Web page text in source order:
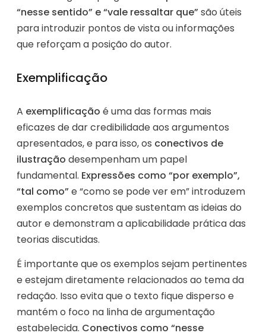
“nesse sentido” e “vale ressaltar que”são úteis
para introduzir pontos de vista ou informações
que reforçam a posição do autor.
Exemplificação
A exemplificação é uma das formas mais
eficazes de dar credibilidade aos argumentos
apresentados, e para isso, os conectivos de
ilustração desempenham um papel
fundamental. Expressões como “por exemplo”,
“tal como”e “como se pode ver em” introduzem
exemplos concretos que sustentam as ideias do
autor e demonstram a aplicabilidade prática das
teorias discutidas.
É importante que os exemplos sejam pertinentes
e estejam diretamente relacionados ao tema da
redação. Isso evita que o texto fique disperso e
mantém o foco na linha de argumentação
estabelecida. Conectivos como “nesse